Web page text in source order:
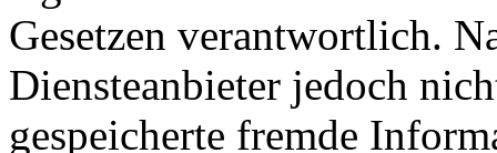
Gesetzen verantwortlich.
Diensteanbieter jedoch
gespeicherte fremde